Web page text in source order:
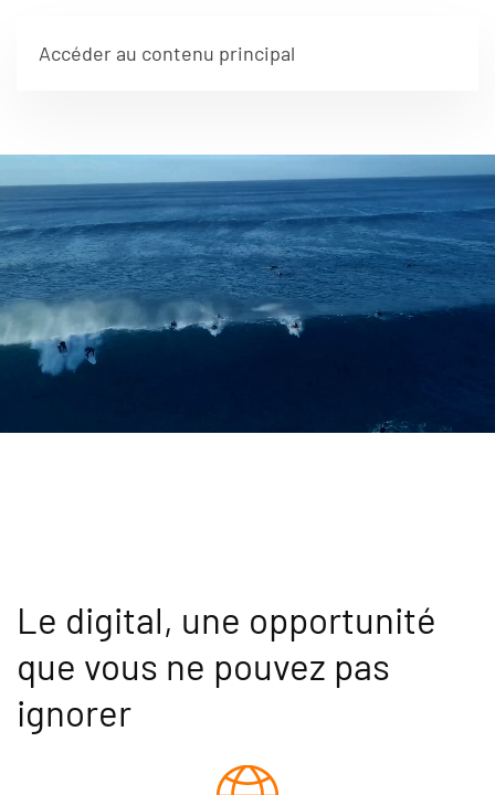
Accéder au contenu principal
Le digital, une opportunité
que vous ne pouvez pas
ignorer